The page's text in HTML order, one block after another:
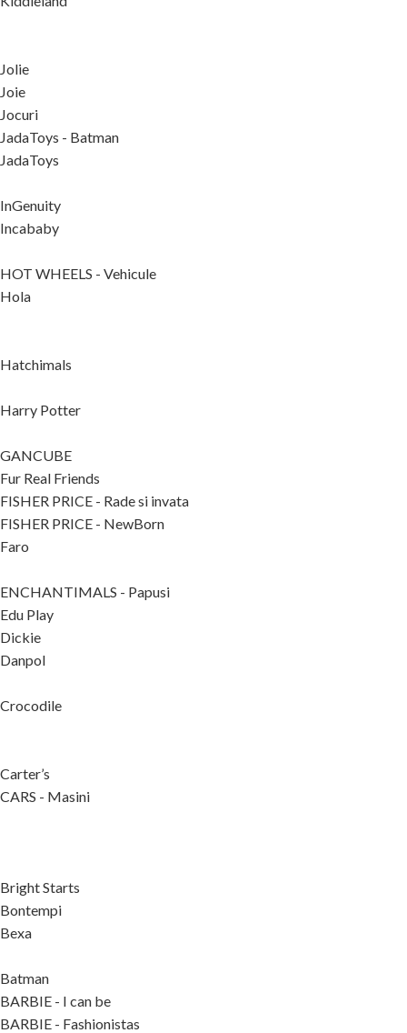
Jolie
Joie
Jocuri
JadaToys - Batman
JadaToys
InGenuity
Incababy
HOT WHEELS - Vehicule
Hola
Hatchimals
Harry Potter
GANCUBE
Fur Real Friends
FISHER PRICE - Rade si invata
FISHER PRICE - NewBorn
Faro
ENCHANTIMALS - Papusi
Edu Play
Dickie
Danpol
Crocodile
Carter’s
CARS - Masini
Bright Starts
Bontempi
Bexa
Batman
BARBIE - I can be
BARBIE - Fashionistas